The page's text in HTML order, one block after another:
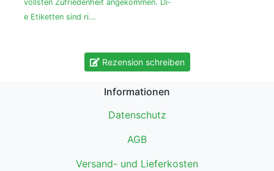
vollsten Zufriedenheit angekommen. Di-
e Etiketten sind ri...
Rezension schreiben
Informationen
Datenschutz
AGB
Versand- und Lieferkosten